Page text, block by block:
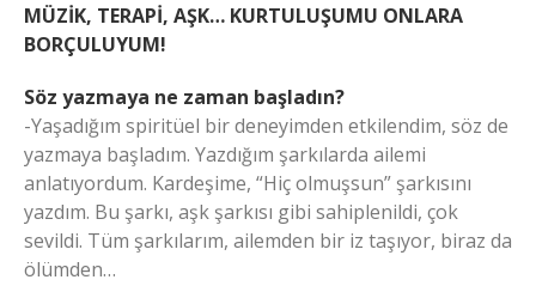
MÜZİK, TERAPİ, AŞK… KURTULUŞUMU ONLARA
BORÇULUYUM!
Söz yazmaya ne zaman başladın?
-Yaşadığım spiritüel bir deneyimden etkilendim, söz de
yazmaya başladım. Yazdığım şarkılarda ailemi
anlatıyordum. Kardeşime, “Hiç olmuşsun” şarkısını
yazdım. Bu şarkı, aşk şarkısı gibi sahiplenildi, çok
sevildi. Tüm şarkılarım, ailemden bir iz taşıyor, biraz da
ölümden…